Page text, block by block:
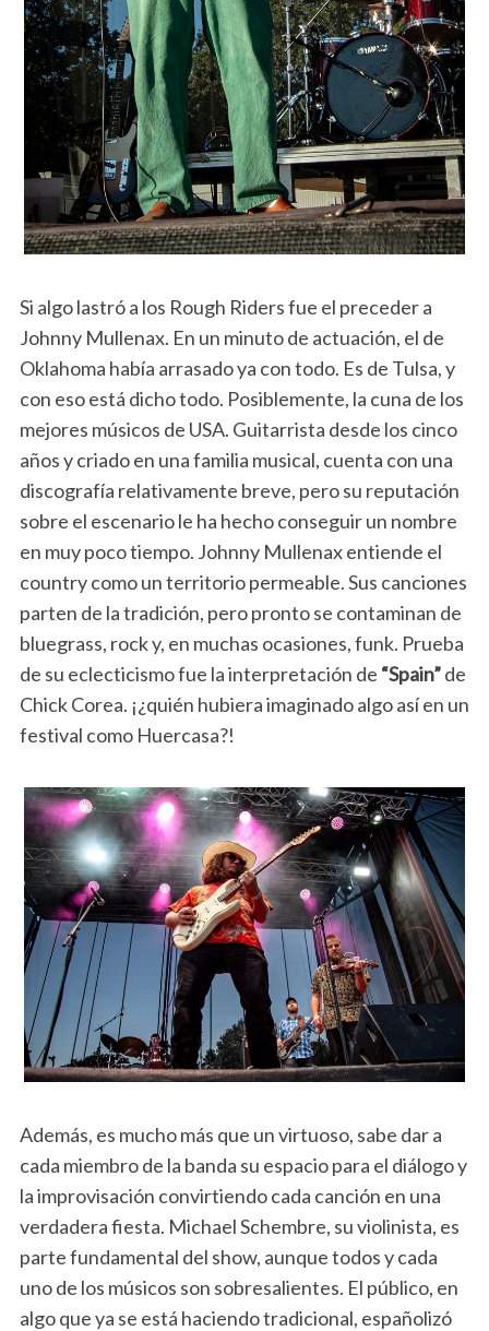
Si algo lastró a los Rough Riders fue el preceder a
Johnny Mullenax. En un minuto de actuación, el de
Oklahoma había arrasado ya con todo. Es de Tulsa, y
con eso está dicho todo. Posiblemente, la cuna de los
mejores músicos de USA. Guitarrista desde los cinco
años y criado en una familia musical, cuenta con una
discografía relativamente breve, pero su reputación
sobre el escenario le ha hecho conseguir un nombre
en muy poco tiempo. Johnny Mullenax entiende el
country como un territorio permeable. Sus canciones
parten de la tradición, pero pronto se contaminan de
bluegrass, rock y, en muchas ocasiones, funk. Prueba
de su eclecticismo fue la interpretación de “Spain”de
Chick Corea. ¡¿quién hubiera imaginado algo así en un
festival como Huercasa?!
Además, es mucho más que un virtuoso, sabe dar a
cada miembro de la banda su espacio para el diálogo y
la improvisación convirtiendo cada canción en una
verdadera fiesta. Michael Schembre, su violinista, es
parte fundamental del show, aunque todos y cada
uno de los músicos son sobresalientes. El público, en
algo que ya se está haciendo tradicional, españolizó